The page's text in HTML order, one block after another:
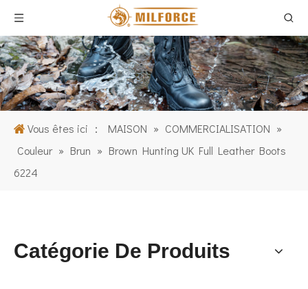
Vous êtes ici ： MAISON » COMMERCIALISATION »
Couleur » Brun » Brown Hunting UK Full Leather Boots
6224
Catégorie De Produits